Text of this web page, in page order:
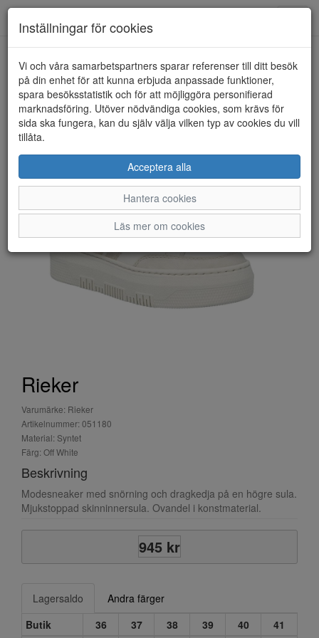
HEM RIEKER
Rieker
Varumärke: Rieker
Artikelnummer: 051180
Material: Syntet
Färg: Off White
Beskrivning
Modesneaker med snörning och dragkedja på en högre sula.
Mjukstoppad skinninnersula. Ovandel i konstmaterial.
945 kr
Lagersaldo
Andra färger
Butik
36 37 38 39 40 41
Inställningar för cookies
Vi och våra samarbetspartners sparar referenser till ditt besök
på din enhet för att kunna erbjuda anpassade funktioner,
spara besöksstatistik och för att möjliggöra personifierad
marknadsföring. Utöver nödvändiga cookies, som krävs för
sida ska fungera, kan du själv välja vilken typ av cookies du vill
tillåta.
Acceptera alla
Hantera cookies
Läs mer om cookies